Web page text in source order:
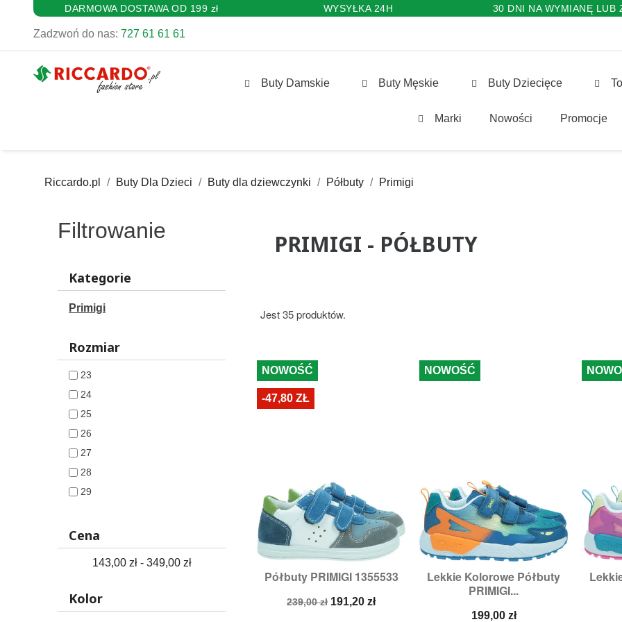
DARMOWA DOSTAWA OD 199 zł WYSYŁKA 24H 30 DNI NA WYMIANĘ LUB
Zadzwoń do nas: 727 61 61 61
Buty Damskie Buty Męskie Buty Dziecięce
Marki Nowości Promocje
Riccardo.pl Buty Dla Dzieci Buty dla dziewczynki Półbuty Primigi
Filtrowanie
Kategorie
Primigi
Rozmiar
23
24
25
26
27
28
29
32
Cena
143,00 zł - 349,00 zł
Kolor
PRIMIGI - PÓŁBUTY
Jest 35 produktów.
Półbuty PRIMIGI 1355533
Cena
239,00 zł Cena
191,20 zł
Szybki podgląd
NOWOŚĆ
-47,80 ZŁ
Lekkie Kolorowe Półbuty
PRIMIGI...
Cena
199,00 zł
 Szybki podgląd
Rozmiary: 28,29,
NOWOŚĆ